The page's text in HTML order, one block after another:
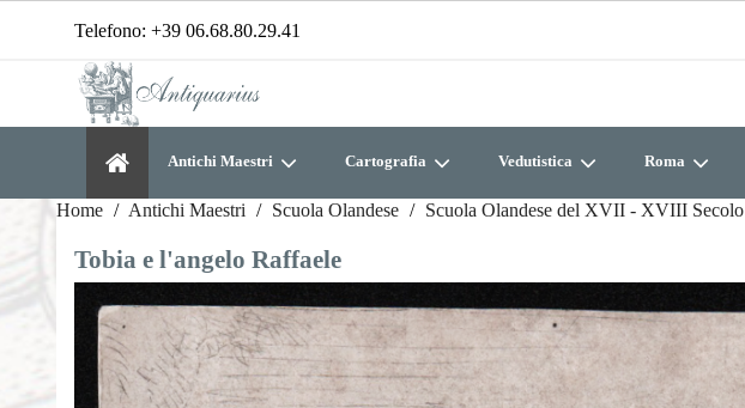
Telefono: +39 06.68.80.29.41
Antichi Maestri Cartografia Vedutistica Roma
Home Antichi Maestri Scuola Olandese Scuola Olandese del XVII - XVIII Secolo
Tobia e l'angelo Raffaele